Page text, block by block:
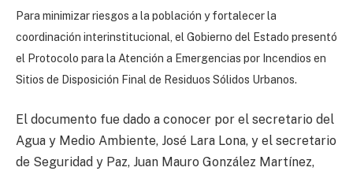
Para minimizar riesgos a la población y fortalecer la
coordinación interinstitucional, el Gobierno del Estado presentó
el Protocolo para la Atención a Emergencias por Incendios en
Sitios de Disposición Final de Residuos Sólidos Urbanos.
El documento fue dado a conocer por el secretario del
Agua y Medio Ambiente, José Lara Lona, y el secretario
de Seguridad y Paz, Juan Mauro González Martínez,